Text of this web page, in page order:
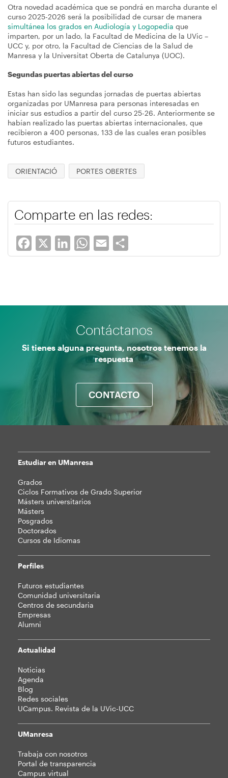
Otra novedad académica que se pondrá en marcha durante el
curso 2025-2026 será la posibilidad de cursar de manera
simultánea los grados en Audiología y Logopedia que
imparten, por un lado, la Facultad de Medicina de la UVic –
UCC y, por otro, la Facultad de Ciencias de la Salud de
Manresa y la Universitat Oberta de Catalunya (UOC).
Segundas puertas abiertas del curso
Estas han sido las segundas jornadas de puertas abiertas
organizadas por UManresa para personas interesadas en
iniciar sus estudios a partir del curso 25-26. Anteriormente se
habían realizado las puertas abiertas internacionales, que
recibieron a 400 personas, 133 de las cuales eran posibles
futuros estudiantes.
ORIENTACIÓ PORTES OBERTES
Comparte en las redes:
Facebook LinkedInWhatsApp
Email
Contáctanos
Si tienes alguna pregunta, nosotros tenemos la
respuesta
CONTACTO
Mapa
web
Estudiar en UManresa
Grados
Ciclos Formativos de Grado Superior
Másters universitarios
Másters
Posgrados
Doctorados
Cursos de Idiomas
Perfiles
Futuros estudiantes
Comunidad universitaria
Centros de secundaria
Empresas
Alumni
Actualidad
Noticias
Agenda
Blog
Redes sociales
UCampus. Revista de la UVic-UCC
UManresa
Trabaja con nosotros
Portal de transparencia
Campus virtual